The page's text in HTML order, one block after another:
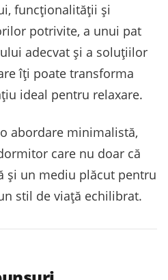
funcționalității și
potrivite, a unui pat
adecvat și a soluțiilor
îți poate transforma
ideal pentru relaxare.
abordare minimalistă,
care nu doar că
și un mediu plăcut pentru
stil de viață echilibrat.